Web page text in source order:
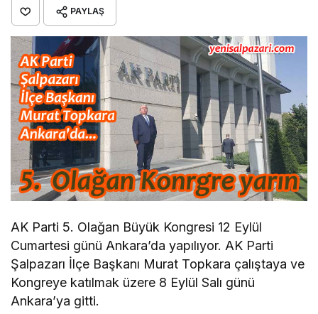
PAYLAŞ
AK Parti 5. Olağan Büyük Kongresi 12 Eylül
Cumartesi günü Ankara’da yapılıyor. AK Parti
Şalpazarı İlçe Başkanı Murat Topkara çalıştaya ve
Kongreye katılmak üzere 8 Eylül Salı günü
Ankara’ya gitti.